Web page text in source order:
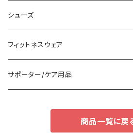
袖付き
ノースリーブ
パンツドレス
フォーマルバッグ
カジュアルバッグ
バックパック
ショーツ
タンクトップ/キャミソール
半袖/5分
タンキニ
バンドゥビキニ
ワンピース
シューズ
スニーカー
ブーツ
フィットネスウェア
セット販売
サポーター/ケア用品
商品一覧に戻